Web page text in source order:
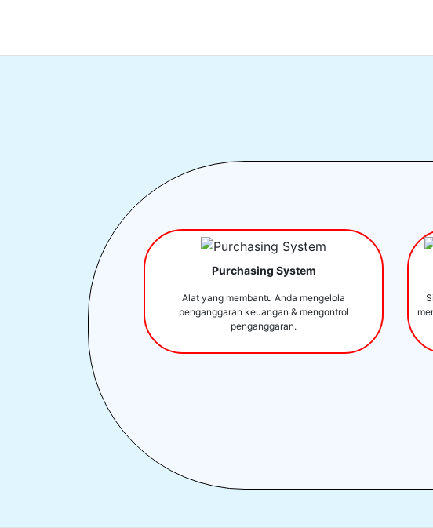
Purchasing System
Alat yang membantu Anda mengelola
penganggaran keuangan & mengontrol
penganggaran.